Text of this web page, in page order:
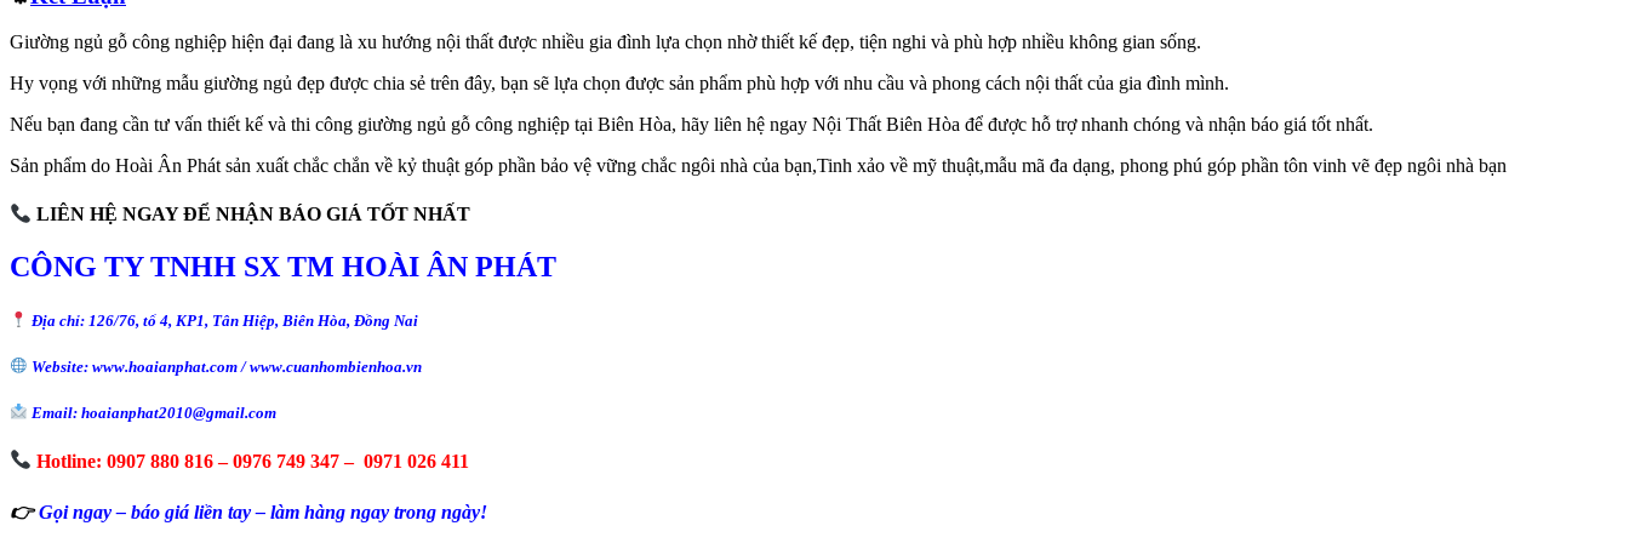
Giường ngủ gỗ công nghiệp hiện đại đang là xu hướng nội thất được nhiều gia đình lựa chọn nhờ thiết kế đẹp, tiện nghi và phù hợp nhiều không gian sống.
Hy vọng với những mẫu giường ngủ đẹp được chia sẻ trên đây, bạn sẽ lựa chọn được sản phẩm phù hợp với nhu cầu và phong cách nội thất của gia đình mình.
Nếu bạn đang cần tư vấn thiết kế và thi công giường ngủ gỗ công nghiệp tại Biên Hòa, hãy liên hệ ngay Nội Thất Biên Hòa để được hỗ trợ nhanh chóng và nhận báo giá tốt nhất.
Sản phẩm do Hoài Ân Phát sản xuất chắc chắn về kỷ thuật góp phần bảo vệ vững chắc ngôi nhà của bạn,Tinh xảo về mỹ thuật,mẫu mã đa dạng, phong phú góp phần tôn vinh vẽ đẹp ngôi nhà bạn
LIÊN HỆ NGAY ĐỂ NHẬN BÁO GIÁ TỐT NHẤT
CÔNG TY TNHH SX TM HOÀI ÂN PHÁT
Địa chỉ: 126/76, tổ 4, KP1, Tân Hiệp, Biên Hòa, Đồng Nai
Website: www.hoaianphat.com / www.cuanhombienhoa.vn
Email: hoaianphat2010@gmail.com
Hotline: 0907 880 816 – 0976 749 347 – 0971 026 411
👉Gọi ngay – báo giá liền tay – làm hàng ngay trong ngày!